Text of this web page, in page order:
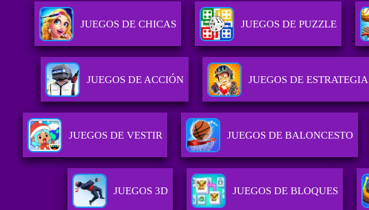
JUEGOS DE CHICAS JUEGOS DE PUZZLE
JUEGOS DE ACCIÓN JUEGOS DE ESTRATEGIA
JUEGOS DE VESTIR JUEGOS DE BALONCESTO
JUEGOS 3D JUEGOS DE BLOQUES